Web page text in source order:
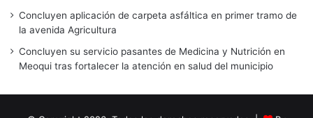
Concluyen aplicación de carpeta asfáltica en primer tramo de
la avenida Agricultura
Concluyen su servicio pasantes de Medicina y Nutrición en
Meoqui tras fortalecer la atención en salud del municipio